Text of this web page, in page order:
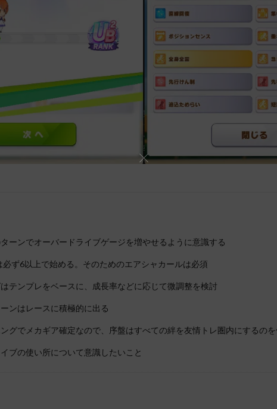
ーンでオーバードライブゲージを増やせるように意識する
必ず6以上で始める。そのためのエアシャカールは必須
テンプレをベースに、成長率などに応じて微調整を検討
ンはレースに積極的に出る
グでメカギア確定なので、序盤はすべての絆を友情トレ圏内にするの
ブの使い所について意識したいこと